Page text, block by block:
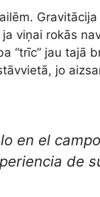
viņai rokās
“trīc” jau tajā
jo
en el
de